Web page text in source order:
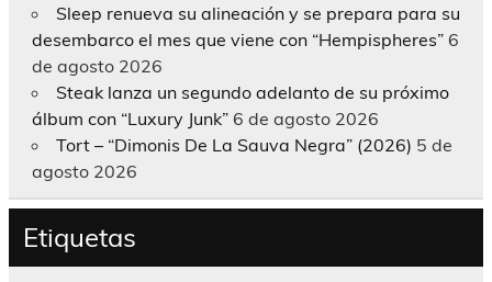
Sleep renueva su alineación y se prepara para su
desembarco el mes que viene con “Hempispheres” 6
de agosto 2026
Steak lanza un segundo adelanto de su próximo
álbum con “Luxury Junk” 6 de agosto 2026
Tort – “Dimonis De La Sauva Negra” (2026) 5 de
agosto 2026
Etiquetas